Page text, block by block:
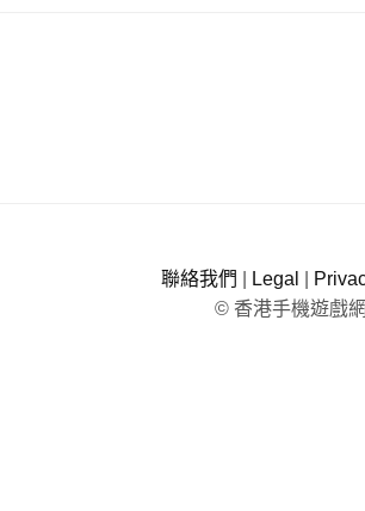
聯絡我們 Legal
© 香港手機遊戲